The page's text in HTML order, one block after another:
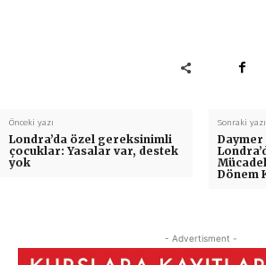
Önceki yazı
Londra’da özel gereksinimli
çocuklar: Yasalar var, destek
yok
Sonraki yazı
Daymer
Dönem
- Advertisment -